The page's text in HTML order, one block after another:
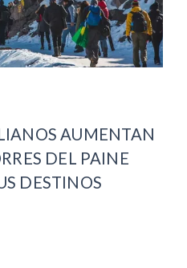
AUMENTAN
DEL PAINE
DESTINOS